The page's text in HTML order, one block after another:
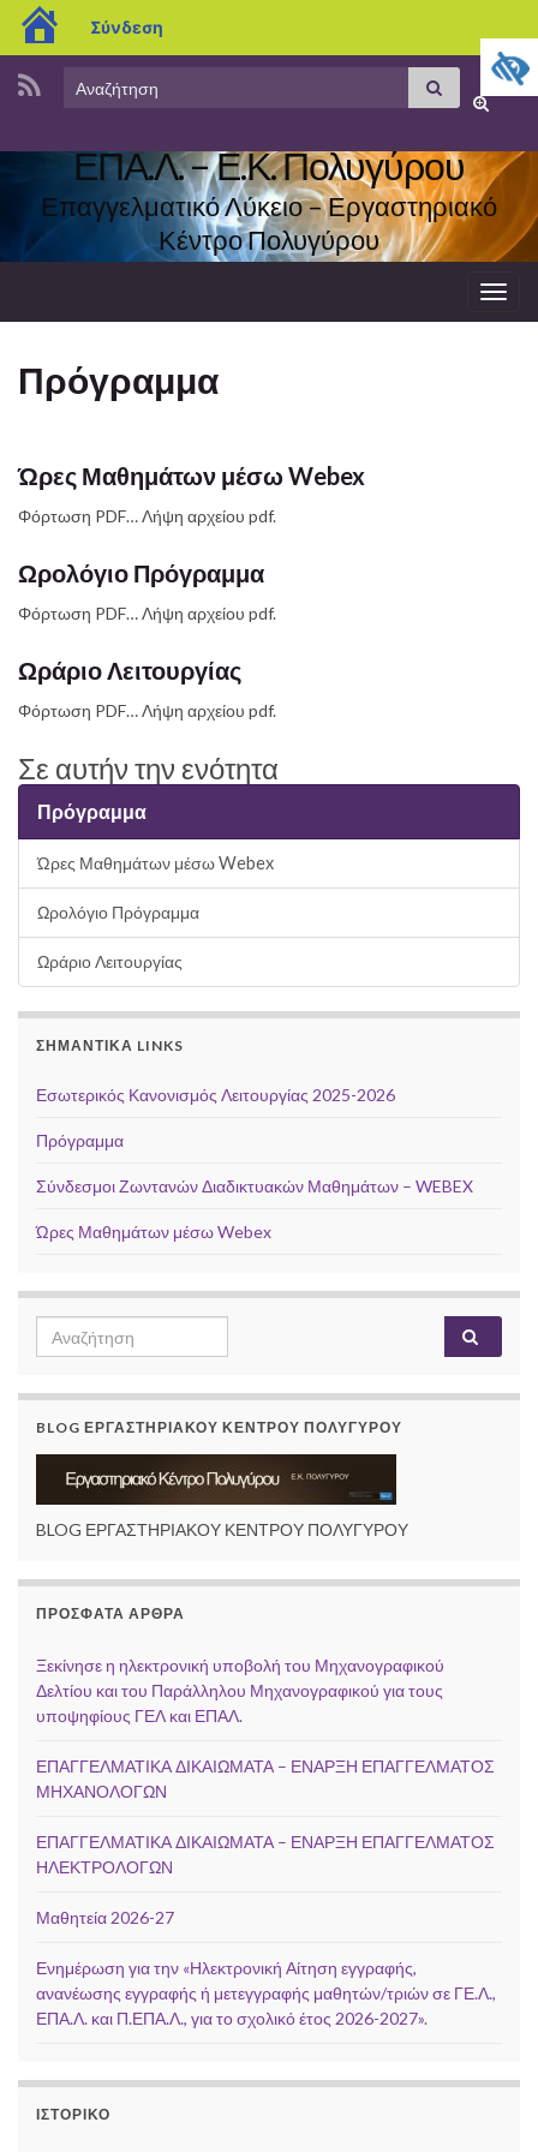
blogs.sch.gr
Σύνδεση
Search
Αναζήτηση
ΕΠΑ.Λ. – Ε.Κ. Πολυγύρου
Επαγγελματικό Λύκειο – Εργαστηριακό
Κέντρο Πολυγύρου
Πρόγραμμα
Ώρες Μαθημάτων μέσω Webex
Φόρτωση PDF… Λήψη αρχείου pdf.
Ωρολόγιο Πρόγραμμα
Φόρτωση PDF… Λήψη αρχείου pdf.
Ωράριο Λειτουργίας
Φόρτωση PDF… Λήψη αρχείου pdf.
Σε αυτήν την ενότητα
Πρόγραμμα
Ώρες Μαθημάτων μέσω Webex
Ωρολόγιο Πρόγραμμα
Ωράριο Λειτουργίας
ΣΗΜΑΝΤΙΚΆ LINKS
Εσωτερικός Κανονισμός Λειτουργίας 2025-2026
Πρόγραμμα
Σύνδεσμοι Ζωντανών Διαδικτυακών Μαθημάτων – WEBEX
Ώρες Μαθημάτων μέσω Webex
Search
for:
BLOG ΕΡΓΑΣΤΗΡΙΑΚΟΥ ΚΕΝΤΡΟΥ ΠΟΛΥΓΥΡΟΥ
BLOG ΕΡΓΑΣΤΗΡΙΑΚΟΥ ΚΕΝΤΡΟΥ ΠΟΛΥΓΥΡΟΥ
ΠΡΌΣΦΑΤΑ ΆΡΘΡΑ
Ξεκίνησε η ηλεκτρονική υποβολή του Μηχανογραφικού
Δελτίου και του Παράλληλου Μηχανογραφικού για τους
υποψηφίους ΓΕΛ και ΕΠΑΛ.
ΕΠΑΓΓΕΛΜΑΤΙΚΑ ΔΙΚΑΙΩΜΑΤΑ – ΕΝΑΡΞΗ ΕΠΑΓΓΕΛΜΑΤΟΣ
ΜΗΧΑΝΟΛΟΓΩΝ
ΕΠΑΓΓΕΛΜΑΤΙΚΑ ΔΙΚΑΙΩΜΑΤΑ – ΕΝΑΡΞΗ ΕΠΑΓΓΕΛΜΑΤΟΣ
ΗΛΕΚΤΡΟΛΟΓΩΝ
Μαθητεία 2026-27
Ενημέρωση για την «Ηλεκτρονική Αίτηση εγγραφής,
ανανέωσης εγγραφής ή μετεγγραφής μαθητών/τριών σε ΓΕ.Λ.,
ΕΠΑ.Λ. και Π.ΕΠΑ.Λ., για το σχολικό έτος 2026-2027».
ΙΣΤΟΡΙΚΌ